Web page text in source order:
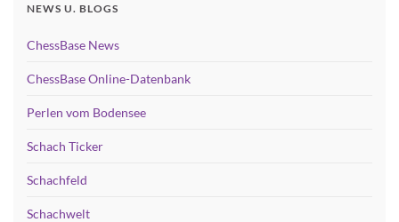
NEWS U. BLOGS
ChessBase News
ChessBase Online-Datenbank
Perlen vom Bodensee
Schach Ticker
Schachfeld
Schachwelt